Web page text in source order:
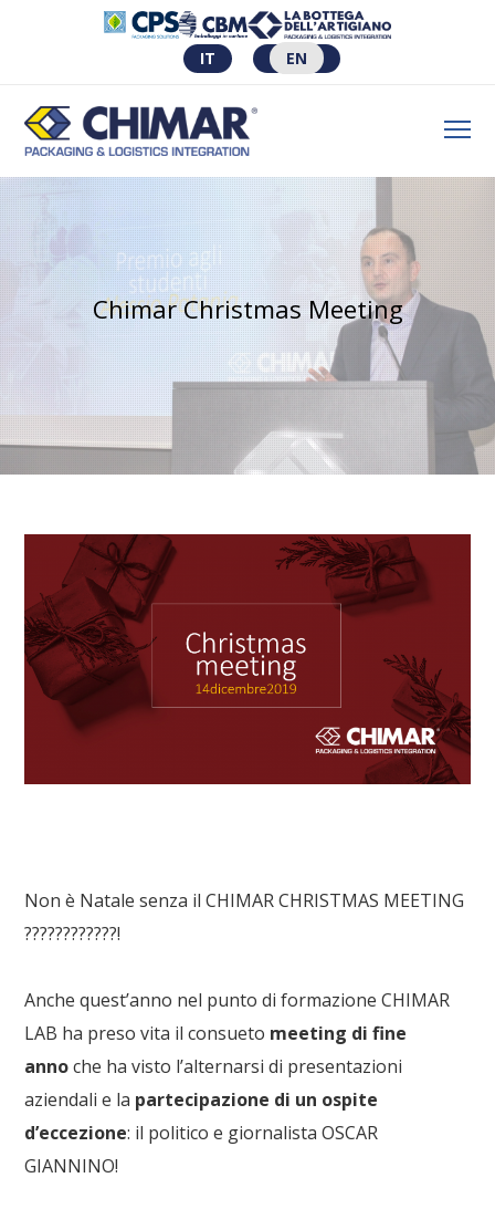
IT EN
Chimar Christmas Meeting
Non è Natale senza il CHIMAR CHRISTMAS MEETING
????????????!
Anche quest’anno nel punto di formazione CHIMAR
LAB ha preso vita il consueto meeting di fine
annoche ha visto l’alternarsi di presentazioni
aziendali e la partecipazione di un ospite
d’eccezione: il politico e giornalista OSCAR
GIANNINO!